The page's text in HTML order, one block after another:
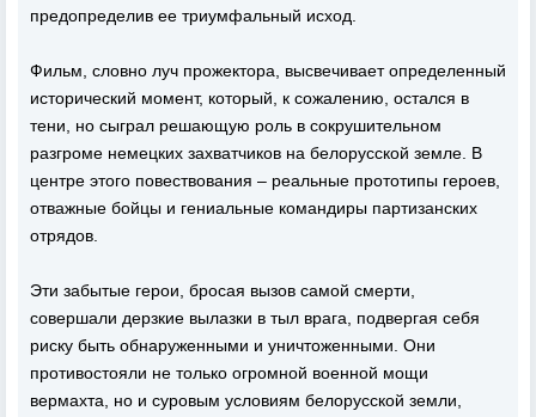
предопределив ее триумфальный исход.
Фильм, словно луч прожектора, высвечивает определенный
исторический момент, который, к сожалению, остался в
тени, но сыграл решающую роль в сокрушительном
разгроме немецких захватчиков на белорусской земле. В
центре этого повествования – реальные прототипы героев,
отважные бойцы и гениальные командиры партизанских
отрядов.
Эти забытые герои, бросая вызов самой смерти,
совершали дерзкие вылазки в тыл врага, подвергая себя
риску быть обнаруженными и уничтоженными. Они
противостояли не только огромной военной мощи
вермахта, но и суровым условиям белорусской земли,